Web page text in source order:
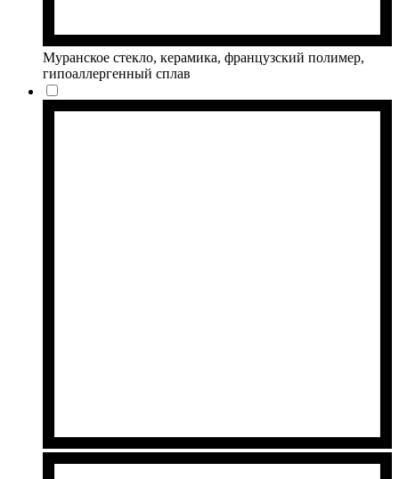
Муранское стекло, керамика, французский полимер,
гипоаллергенный сплав